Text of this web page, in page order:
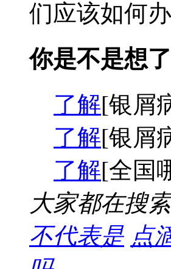
们应该如何
你是不是想了
了解[银屑
了解[银屑
了解[全国
大家都在搜
不代表是 点